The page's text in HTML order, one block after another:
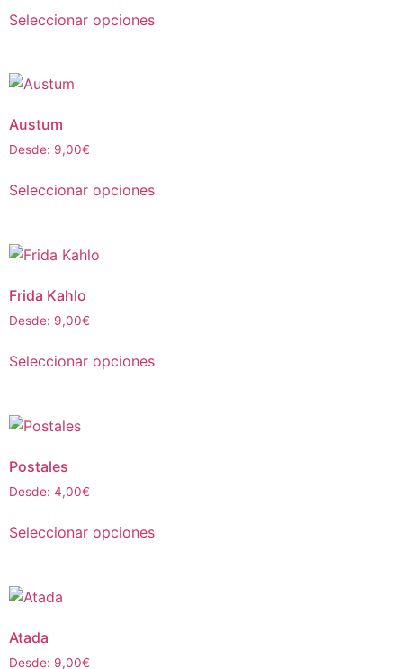
Seleccionar opciones
Austum
Desde: 9,00€
Seleccionar opciones
Frida Kahlo
Desde: 9,00€
Seleccionar opciones
Postales
Desde: 4,00€
Seleccionar opciones
Atada
Desde: 9,00€